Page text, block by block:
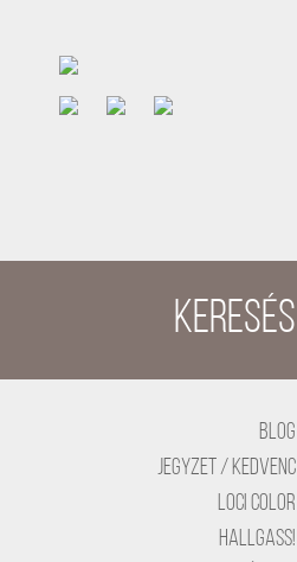
Keresés
BLOG
Jegyzet / kedvenc
Loci color
Hallgass!